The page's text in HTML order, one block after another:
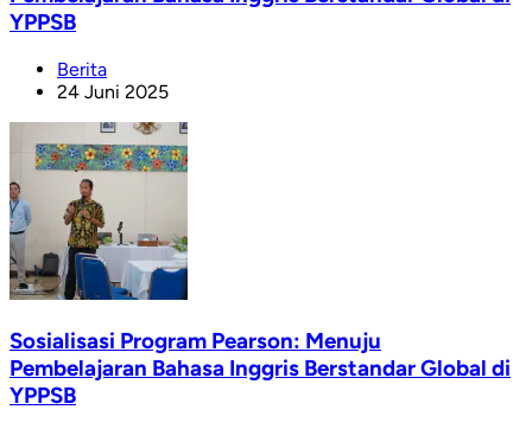
YPPSB
Berita
24 Juni 2025
Sosialisasi Program Pearson: Menuju
Pembelajaran Bahasa Inggris Berstandar Global di
YPPSB